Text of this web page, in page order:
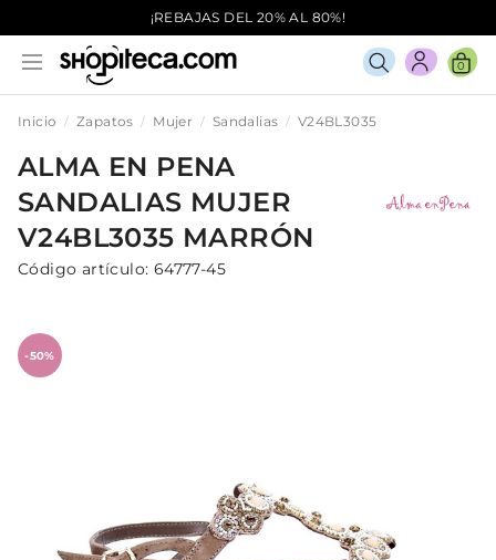
¡REBAJAS DEL 20% AL 80%!
0
Inicio Zapatos Mujer Sandalias V24BL3035
ALMA EN PENA
SANDALIAS MUJER
V24BL3035 MARRÓN
Código artículo: 64777-45
-50%